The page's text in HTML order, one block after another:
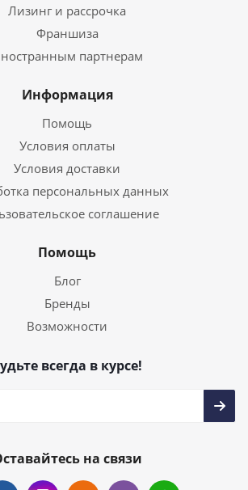
Лизинг и рассрочка
Франшиза
партнерам
Информация
Помощь
Условия оплаты
Условия доставки
персональных данных
соглашение
Помощь
Блог
Бренды
Возможности
всегда в курсе!
на связи